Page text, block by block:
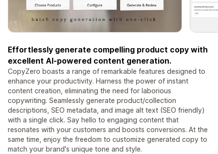
Effortlessly generate compelling product copy with
excellent AI-powered content generation.
CopyZero boasts a range of remarkable features designed to
enhance your productivity. Harness the power of instant
content creation, eliminating the need for laborious
copywriting. Seamlessly generate product/collection
descriptions, SEO metadata, and image alt text (SEO friendly)
with a single click. Say hello to engaging content that
resonates with your customers and boosts conversions. At the
same time, enjoy the freedom to customize generated copy to
match your brand's unique tone and style.